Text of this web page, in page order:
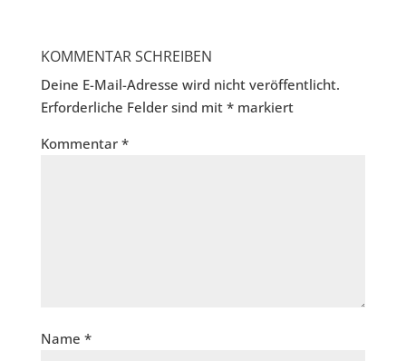
KOMMENTAR SCHREIBEN
Deine E-Mail-Adresse wird nicht veröffentlicht.
Erforderliche Felder sind mit *markiert
Kommentar *
Name *